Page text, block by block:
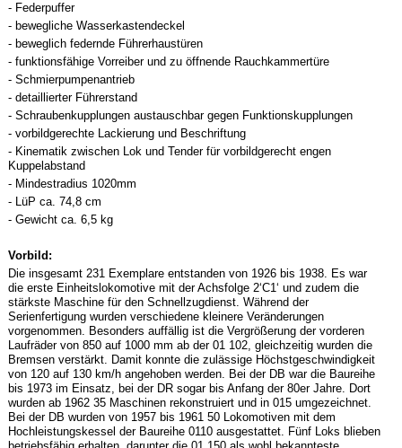
- Federpuffer
- bewegliche Wasserkastendeckel
- beweglich federnde Führerhaustüren
- funktionsfähige Vorreiber und zu öffnende Rauchkammertüre
- Schmierpumpenantrieb
- detaillierter Führerstand
- Schraubenkupplungen austauschbar gegen Funktionskupplungen
- vorbildgerechte Lackierung und Beschriftung
- Kinematik zwischen Lok und Tender für vorbildgerecht engen
Kuppelabstand
- Mindestradius 1020mm
- LüP ca. 74,8 cm
- Gewicht ca. 6,5 kg
Vorbild:
Die insgesamt 231 Exemplare entstanden von 1926 bis 1938. Es war
die erste Einheitslokomotive mit der Achsfolge 2‘C1‘ und zudem die
stärkste Maschine für den Schnellzugdienst. Während der
Serienfertigung wurden verschiedene kleinere Veränderungen
vorgenommen. Besonders auffällig ist die Vergrößerung der vorderen
Laufräder von 850 auf 1000 mm ab der 01 102, gleichzeitig wurden die
Bremsen verstärkt. Damit konnte die zulässige Höchstgeschwindigkeit
von 120 auf 130 km/h angehoben werden. Bei der DB war die Baureihe
bis 1973 im Einsatz, bei der DR sogar bis Anfang der 80er Jahre. Dort
wurden ab 1962 35 Maschinen rekonstruiert und in 015 umgezeichnet.
Bei der DB wurden von 1957 bis 1961 50 Lokomotiven mit dem
Hochleistungskessel der Baureihe 0110 ausgestattet. Fünf Loks blieben